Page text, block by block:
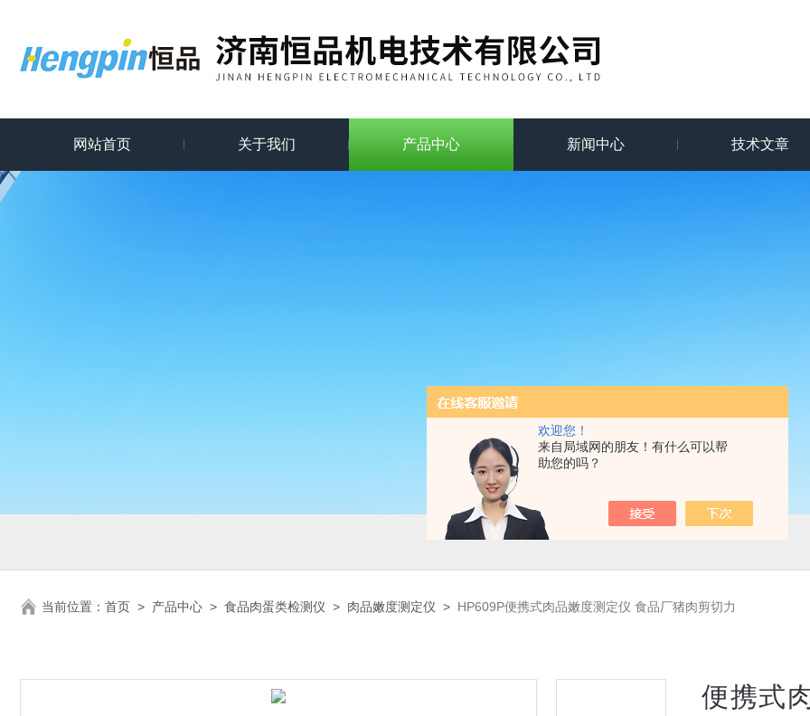
欢迎您！
来自局域网的朋友！有什么可以帮
助您的吗？
网站首页 关于我们 产品中心 新闻中心 技术文章
当前位置： 首页 > 产品中心 > 食品肉蛋类检测仪 > 肉品嫩度测定仪 > HP609P便携式肉品嫩度测定仪 食品厂猪肉剪切力
便携式